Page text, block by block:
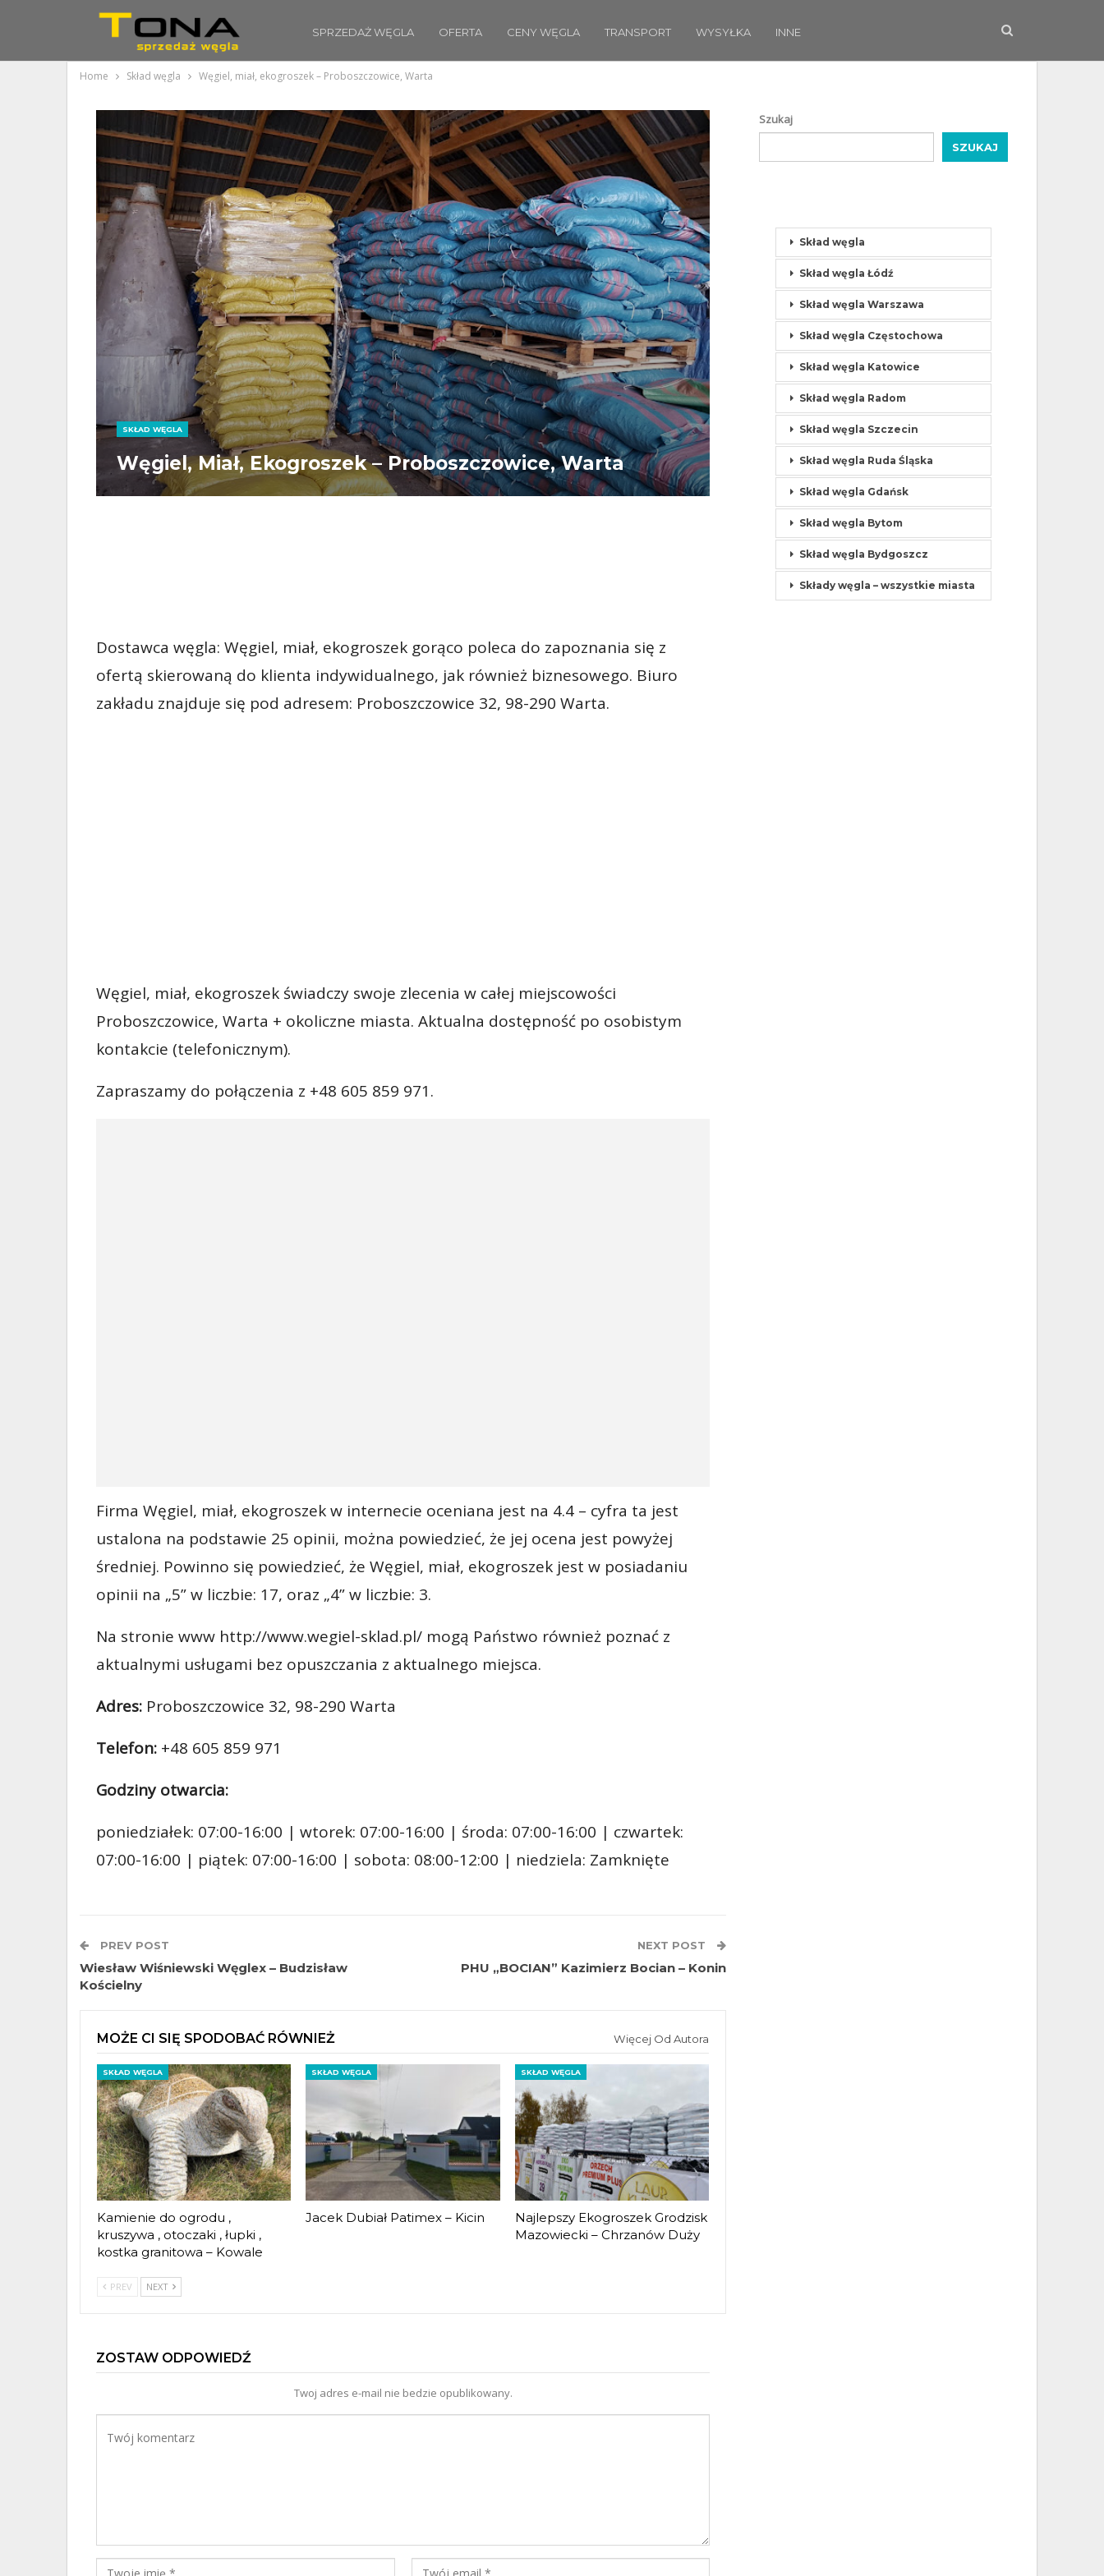
SPRZEDAŻ WĘGLA OFERTA CENY WĘGLA TRANSPORT WYSYŁKA INNE
Home Skład węgla Węgiel, miał, ekogroszek – Proboszczowice, Warta
SKŁAD WĘGLA
Węgiel, Miał, Ekogroszek – Proboszczowice, Warta
Dostawca węgla: Węgiel, miał, ekogroszek gorąco poleca do zapoznania się z
ofertą skierowaną do klienta indywidualnego, jak również biznesowego. Biuro
zakładu znajduje się pod adresem: Proboszczowice 32, 98-290 Warta.
Węgiel, miał, ekogroszek świadczy swoje zlecenia w całej miejscowości
Proboszczowice, Warta + okoliczne miasta. Aktualna dostępność po osobistym
kontakcie (telefonicznym).
Zapraszamy do połączenia z +48 605 859 971.
Firma Węgiel, miał, ekogroszek w internecie oceniana jest na 4.4 – cyfra ta jest
ustalona na podstawie 25 opinii, można powiedzieć, że jej ocena jest powyżej
średniej. Powinno się powiedzieć, że Węgiel, miał, ekogroszek jest w posiadaniu
opinii na „5” w liczbie: 17, oraz „4” w liczbie: 3.
Na stronie www http://www.wegiel-sklad.pl/ mogą Państwo również poznać z
aktualnymi usługami bez opuszczania z aktualnego miejsca.
Adres: Proboszczowice 32, 98-290 Warta
Telefon: +48 605 859 971
Godziny otwarcia:
poniedziałek: 07:00-16:00 | wtorek: 07:00-16:00 | środa: 07:00-16:00 | czwartek:
07:00-16:00 | piątek: 07:00-16:00 | sobota: 08:00-12:00 | niedziela: Zamknięte
PREV POST
Wiesław Wiśniewski Węglex – Budzisław
Kościelny
NEXT POST
PHU „BOCIAN” Kazimierz Bocian – Konin
MOŻE CI SIĘ SPODOBAĆ RÓWNIEŻ Więcej Od Autora
SKŁAD WĘGLA
Kamienie do ogrodu ,
kruszywa , otoczaki , łupki ,
kostka granitowa – Kowale
SKŁAD WĘGLA
Jacek Dubiał Patimex – Kicin
SKŁAD WĘGLA
Najlepszy Ekogroszek Grodzisk
Mazowiecki – Chrzanów Duży
PREV NEXT
ZOSTAW ODPOWIEDŹ
Twoj adres e-mail nie bedzie opublikowany.
Szukaj
SZUKAJ
Skład węgla
Skład węgla Łódź
Skład węgla Warszawa
Skład węgla Częstochowa
Skład węgla Katowice
Skład węgla Radom
Skład węgla Szczecin
Skład węgla Ruda Śląska
Skład węgla Gdańsk
Skład węgla Bytom
Skład węgla Bydgoszcz
Składy węgla – wszystkie miasta